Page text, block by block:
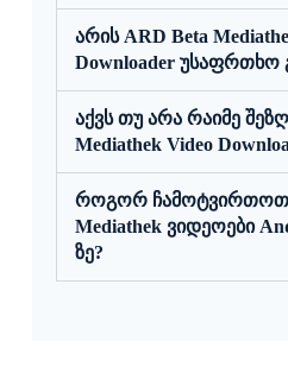
არის ARD Beta
Downloader უსაფრთხო
აქვს თუ არა რაიმე
Mediathek Video
როგორ ჩამოტვირთოთ
Mediathek ვიდეოები
ზე?